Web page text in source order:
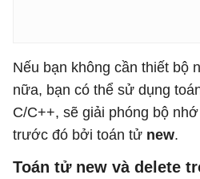
Nếu bạn không cần thiết bộ
nữa, bạn có thể sử dụng
C/C++, sẽ giải phóng bộ
trước đó bởi toán tử new.
Toán tử new và delete